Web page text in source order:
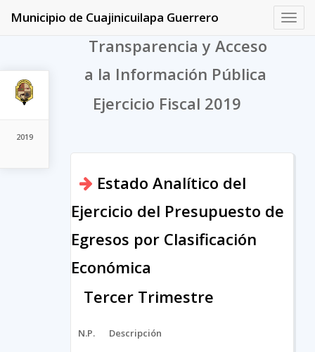
2019
Municipio de Cuajinicuilapa Guerrero
Transparencia y Acceso
a la Información Pública
Ejercicio Fiscal 2019
Estado Analítico del
Ejercicio del Presupuesto de
Egresos por Clasificación
Económica
Tercer Trimestre
N.P. Descripción